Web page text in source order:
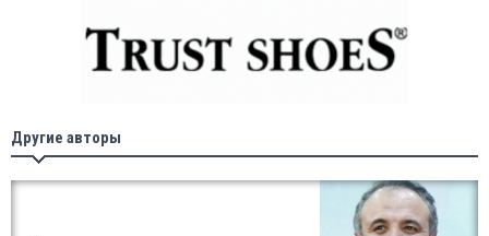
Другие авторы